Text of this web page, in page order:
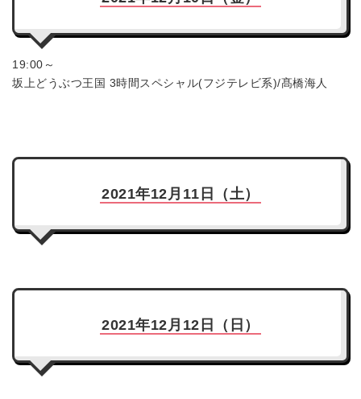
19:00～
坂上どうぶつ王国 3時間スペシャル(フジテレビ系)/髙橋海人
2021年12月11日（土）
2021年12月12日（日）